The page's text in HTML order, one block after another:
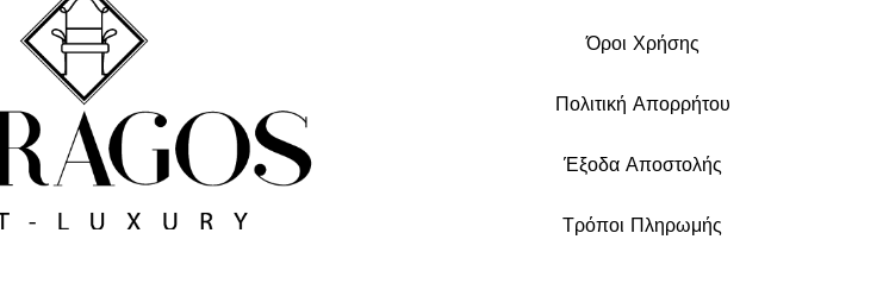
Όροι Χρήσης
Πολιτική Απορρήτου
Έξοδα Αποστολής
Τρόποι Πληρωμής